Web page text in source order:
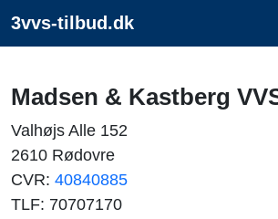
3vvs-tilbud.dk
Madsen & Kastberg
Valhøjs Alle 152
2610 Rødovre
CVR: 40840885
TLF: 70707170